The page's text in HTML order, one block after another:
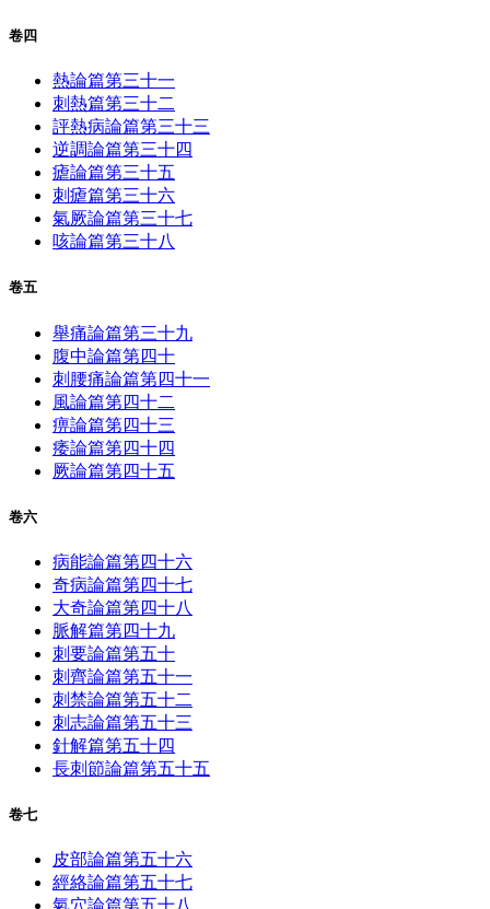
卷四
熱論篇第三十一
刺熱篇第三十二
評熱病論篇第三十三
逆調論篇第三十四
瘧論篇第三十五
刺瘧篇第三十六
氣厥論篇第三十七
咳論篇第三十八
卷五
舉痛論篇第三十九
腹中論篇第四十
刺腰痛論篇第四十一
風論篇第四十二
痹論篇第四十三
痿論篇第四十四
厥論篇第四十五
卷六
病能論篇第四十六
奇病論篇第四十七
大奇論篇第四十八
脈解篇第四十九
刺要論篇第五十
刺齊論篇第五十一
刺禁論篇第五十二
刺志論篇第五十三
針解篇第五十四
長刺節論篇第五十五
卷七
皮部論篇第五十六
經絡論篇第五十七